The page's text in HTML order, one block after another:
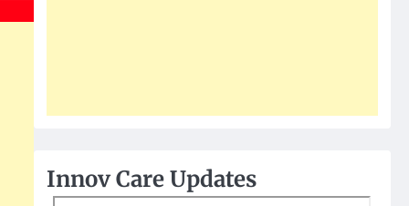
Innov Care Updates